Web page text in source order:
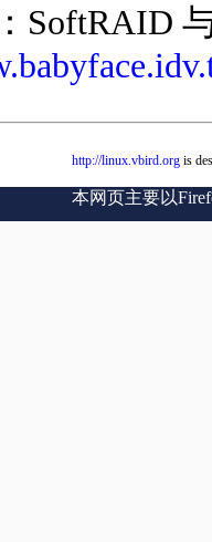
SoftRAID
http://linux.vbird.org is
本网页主要以